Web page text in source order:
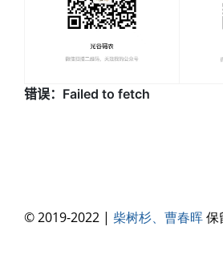
© 2019-2022 | 柴树杉、曹春晖保